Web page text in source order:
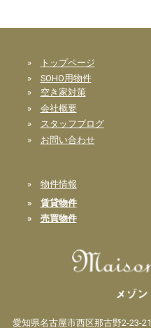
»
トップページ
» SOHO用物件
» 空き家対策
» 会社概要
» スタッフブログ
» お問い合わせ
» 物件情報
» 賃貸物件
» 売買物件
愛知県名古屋市西区那古野2-23-21